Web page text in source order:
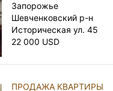
Запорожье
Шевченковский р-н
Историческая ул. 45
22 000 USD
ПРОДАЖА КВАРТИРЫ